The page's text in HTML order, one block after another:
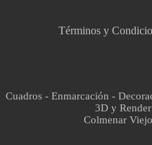
Términos y
Cuadros - Enmarcación -
3D y
Colmenar